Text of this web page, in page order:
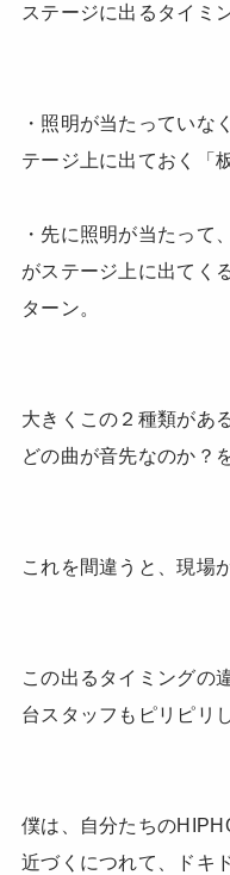
ステージに出るタイミ
・照明が当たっていな
テージ上に出ておく「
・先に照明が当たって
がステージ上に出てく
ターン。
大きくこの２種類があ
どの曲が音先なのか？
これを間違うと、現場
この出るタイミングの
台スタッフもピリピリ
僕は、自分たちの
近づくにつれて、ドキ